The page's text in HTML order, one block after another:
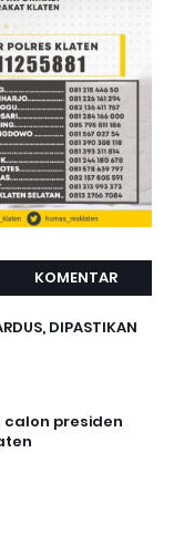
KOMENTAR
DIPASTIKAN
calon presiden